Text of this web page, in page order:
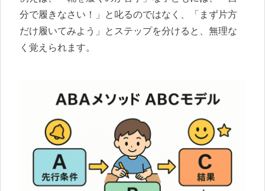
分で履きなさい！」と叱るのではなく、「まず片方
だけ履いてみよう」とステップを分けると、無理な
く覚えられます。